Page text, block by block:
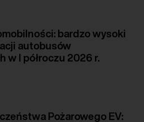
bardzo wysoki
autobusów
w I półroczu 2026 r.
Pożarowego EV: